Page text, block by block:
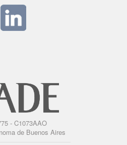
- C1073AAO
de Buenos Aires